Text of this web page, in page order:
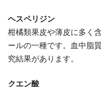
ヘスペリジン
柑橘類果⽪や薄⽪に多く
ールの一種です。血中脂
究結果があります。
クエン酸